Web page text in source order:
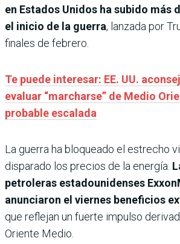
en Estados Unidos ha subido más
el inicio de la guerra, lanzada por
finales de febrero.
Te puede interesar: EE. UU.
evaluar “marcharse” de Medio
probable escalada
La guerra ha bloqueado el estrecho
disparado los precios de la energía.
petroleras estadounidenses
anunciaron el viernes beneficios
que reflejan un fuerte impulso
Oriente Medio.